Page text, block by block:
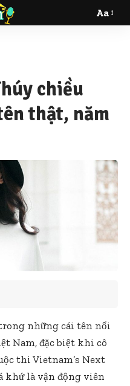
Font
Aa
chiều
thật, năm
những cái tên nổi
Nam, đặc biệt khi cô
thi Vietnam’s Next
khứ là vận động viên